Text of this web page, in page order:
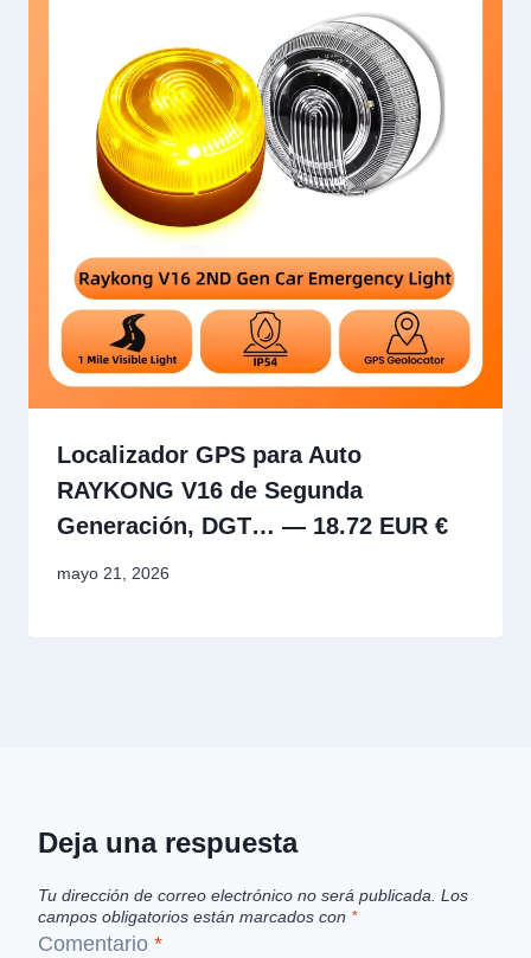
Localizador GPS para Auto
RAYKONG V16 de Segunda
Generación, DGT… — 18.72 EUR €
mayo 21, 2026
Deja una respuesta
Tu dirección de correo electrónico no será publicada. Los
campos obligatorios están marcados con *
Comentario *